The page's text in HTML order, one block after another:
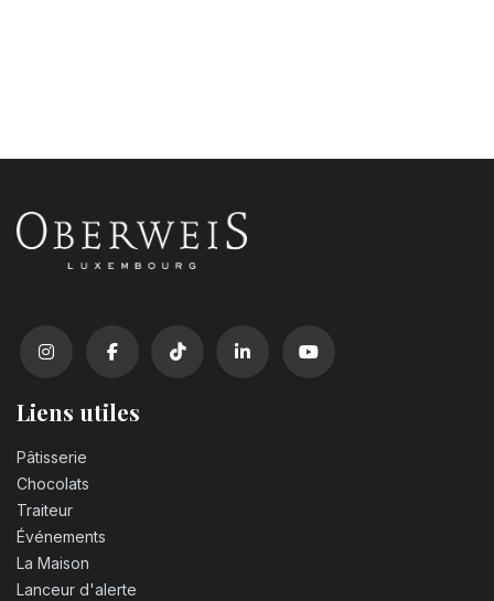
Liens utiles
Pâtisserie
Chocolats
Traiteur
Événements
La Maison
Lanceur d'alerte